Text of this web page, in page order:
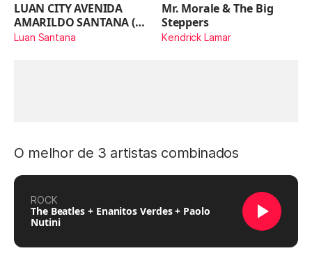
LUAN CITY AVENIDA
AMARILDO SANTANA (Ao
Vivo)
Luan Santana
Mr. Morale & The Big
Steppers
Kendrick Lamar
O melhor de 3 artistas combinados
ROCK
The Beatles + Enanitos Verdes + Paolo
Nutini